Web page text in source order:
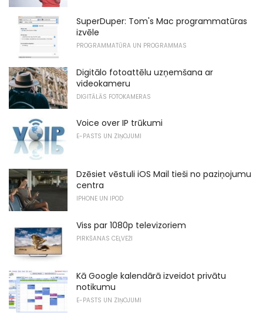
SuperDuper: Tom's Mac programmatūras
izvēle
PROGRAMMATŪRA UN PROGRAMMAS
Digitālo fotoattēlu uzņemšana ar
videokameru
DIGITĀLĀS FOTOKAMERAS
Voice over IP trūkumi
E-PASTS UN ZIŅOJUMI
Dzēsiet vēstuli iOS Mail tieši no paziņojumu
centra
IPHONE UN IPOD
Viss par 1080p televizoriem
PIRKŠANAS CEĻVEŽI
Kā Google kalendārā izveidot privātu
notikumu
E-PASTS UN ZIŅOJUMI